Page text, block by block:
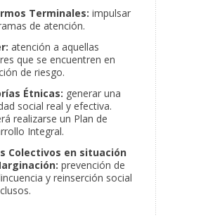
Terminales: impulsar
de atención.
atención a aquellas
que se encuentren en
de riesgo.
Étnicas: generar una
social real y efectiva.
realizarse un Plan de
Integral.
Colectivos en situación
prevención de
y reinserción social